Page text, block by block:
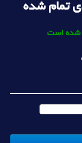
تمام شده
شده است